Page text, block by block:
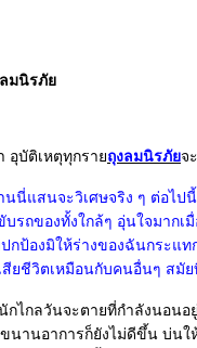
ลมนิรภั
อุบัติเหตุทุกราถุงลมนิรภัจ
นี่แสนจะวิเศษจริง ๆ ต่อไป
บรถของทั้งใกล้ๆ อุ่นใจมาก
ปกป้องมิให้ร่างของฉันกระแ
สียชีวิตเหมือนกับคนอื่นๆ ส
กไกลวันจะตายที่กำลังนอน
ขนานอาการก็ยังไม่ดีขึ้น บ่น